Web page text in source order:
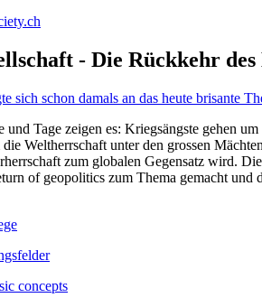
- Die Rückkehr
sich schon damals an das heute brisante
und Tage zeigen es: Kriegsängste gehen
Weltherrschaft unter den grossen
zum globalen Gegensatz wird.
of geopolitics zum Thema gemacht
concepts